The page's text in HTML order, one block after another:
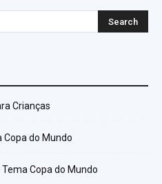
Crianças
do Mundo
Copa do Mundo